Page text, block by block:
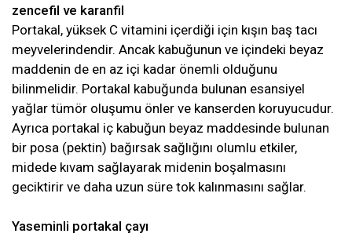
zencefil ve karanfil
Portakal, yüksek C vitamini içerdiği için kışın baş tacı
meyvelerindendir. Ancak kabuğunun ve içindeki beyaz
maddenin de en az içi kadar önemli olduğunu
bilinmelidir. Portakal kabuğunda bulunan esansiyel
yağlar tümör oluşumu önler ve kanserden koruyucudur.
Ayrıca portakal iç kabuğun beyaz maddesinde bulunan
bir posa (pektin) bağırsak sağlığını olumlu etkiler,
midede kıvam sağlayarak midenin boşalmasını
geciktirir ve daha uzun süre tok kalınmasını sağlar.
Yaseminli portakal çayı